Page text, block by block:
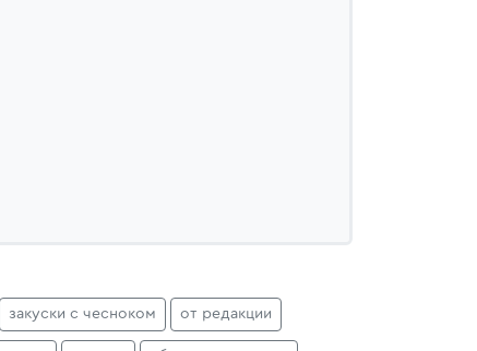
закуски с чесноком от редакции